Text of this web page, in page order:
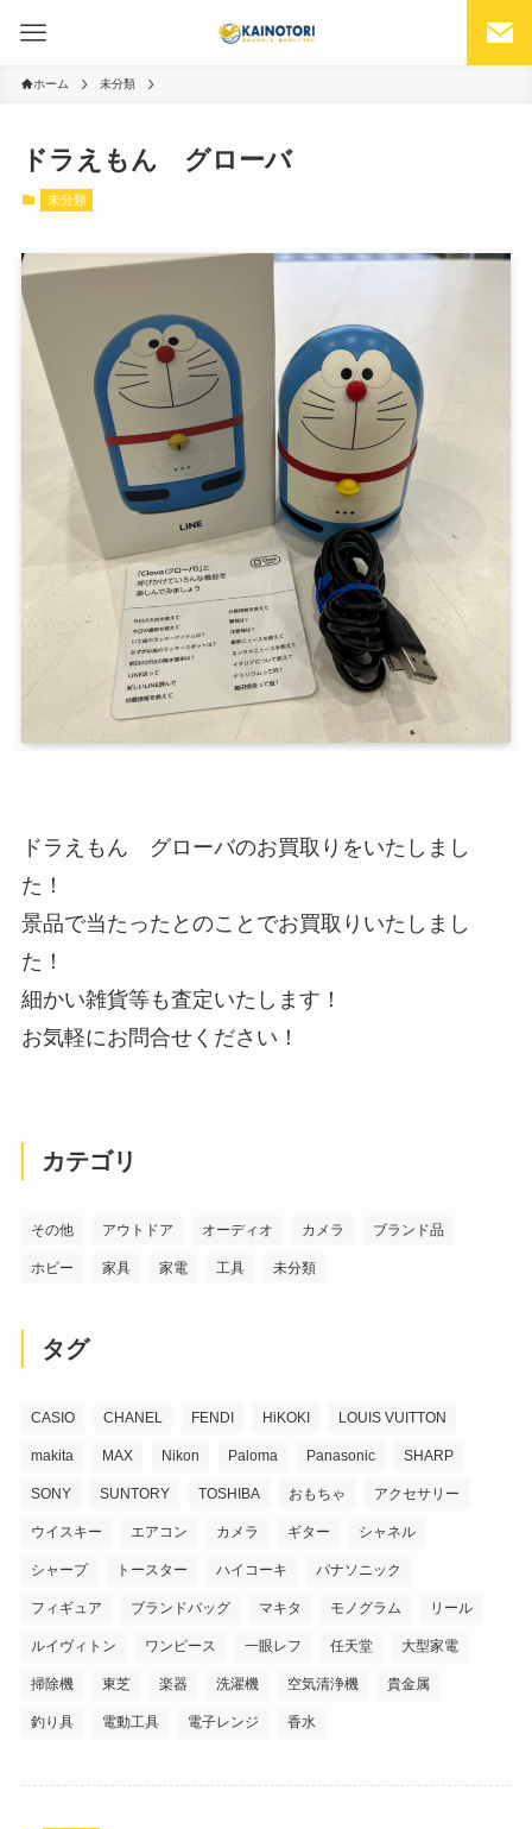
ホーム 未分類
ドラえもん グローバ
未分類
ドラえもん グローバのお買取りをいたしまし
た！
景品で当たったとのことでお買取りいたしまし
た！
細かい雑貨等も査定いたします！
お気軽にお問合せください！
カテゴリ
その他 アウトドア オーディオ カメラ ブランド品
ホビー 家具 家電 工具 未分類
タグ
CASIO CHANEL FENDI HiKOKI LOUIS VUITTON
makita MAX Nikon Paloma Panasonic SHARP
SONY SUNTORY TOSHIBA おもちゃ アクセサリー
ウイスキー エアコン カメラ ギター シャネル
シャープ トースター ハイコーキ パナソニック
フィギュア ブランドバッグ マキタ モノグラム リール
ルイヴィトン ワンピース 一眼レフ 任天堂 大型家電
掃除機 東芝 楽器 洗濯機 空気清浄機 貴金属
釣り具 電動工具 電子レンジ 香水